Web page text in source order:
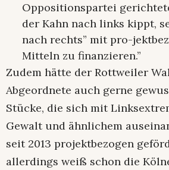
Oppositionspartei
der Kahn nach links kippt,
nach rechts” mit pro-
Mitteln zu finanzieren.”
Zudem hätte der Rottweiler
Abgeordnete auch gerne
Stücke, die sich mit
Gewalt und ähnlichem
seit 2013 projektbezogen
allerdings weiß schon die